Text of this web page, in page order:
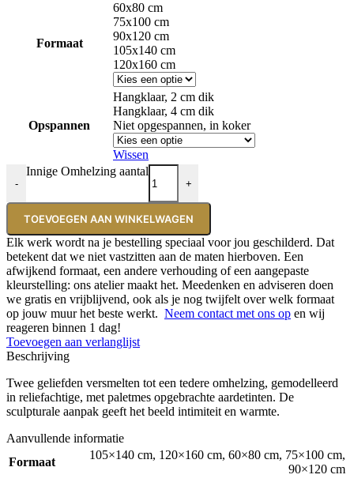
Formaat
60x80 cm
75x100 cm
90x120 cm
105x140 cm
120x160 cm
Opspannen
Hangklaar, 2 cm dik
Hangklaar, 4 cm dik
Niet opgespannen, in koker
Wissen
-
Innige Omhelzing aantal
+
TOEVOEGEN AAN WINKELWAGEN
Elk werk wordt na je bestelling speciaal voor jou geschilderd. Dat
betekent dat we niet vastzitten aan de maten hierboven. Een
afwijkend formaat, een andere verhouding of een aangepaste
kleurstelling: ons atelier maakt het. Meedenken en adviseren doen
we gratis en vrijblijvend, ook als je nog twijfelt over welk formaat
op jouw muur het beste werkt. Neem contact met ons op en wij
reageren binnen 1 dag!
Toevoegen aan verlanglijst
Beschrijving
Twee geliefden versmelten tot een tedere omhelzing, gemodelleerd
in reliefachtige, met paletmes opgebrachte aardetinten. De
sculpturale aanpak geeft het beeld intimiteit en warmte.
Aanvullende informatie
Formaat
105×140 cm, 120×160 cm, 60×80 cm, 75×100 cm,
90×120 cm